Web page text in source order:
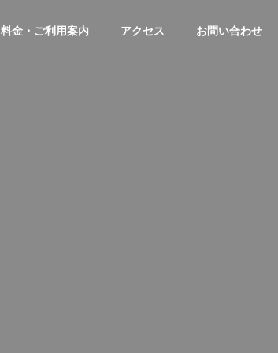
料金・ご利用案内 アクセス お問い合わせ